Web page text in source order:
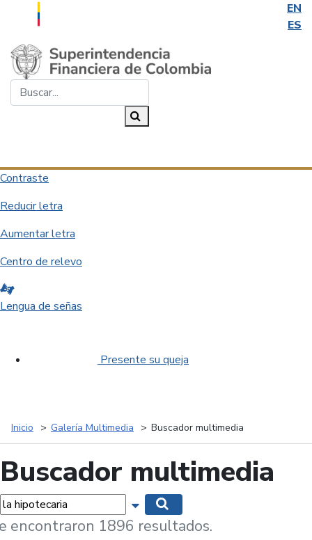
EN
ES
Saltar al contenido principal
Contraste
Reducir letra
Aumentar letra
Centro de relevo
Lengua de señas
Presente su queja
Inicio Galería Multimedia Buscador multimedia
Buscador multimedia
Mostrar opciones de búsqueda
encontraron 1896 resultados.